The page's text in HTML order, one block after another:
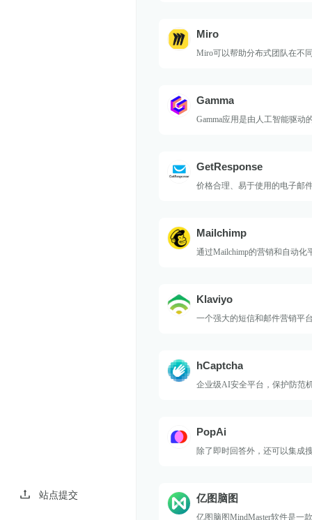
站点提交
Miro
Miro可以帮助分布式团队在不
Gamma
Gamma应用是由人工智能驱动
GetResponse
价格合理、易于使用的电子邮
Mailchimp
通过Mailchimp的营销和自动化
Klaviyo
一个强大的短信和邮件营销平
hCaptcha
企业级AI安全平台，保护防范
PopAi
除了即时回答外，还可以集成
亿图脑图
亿图脑图MindMaster软件是一